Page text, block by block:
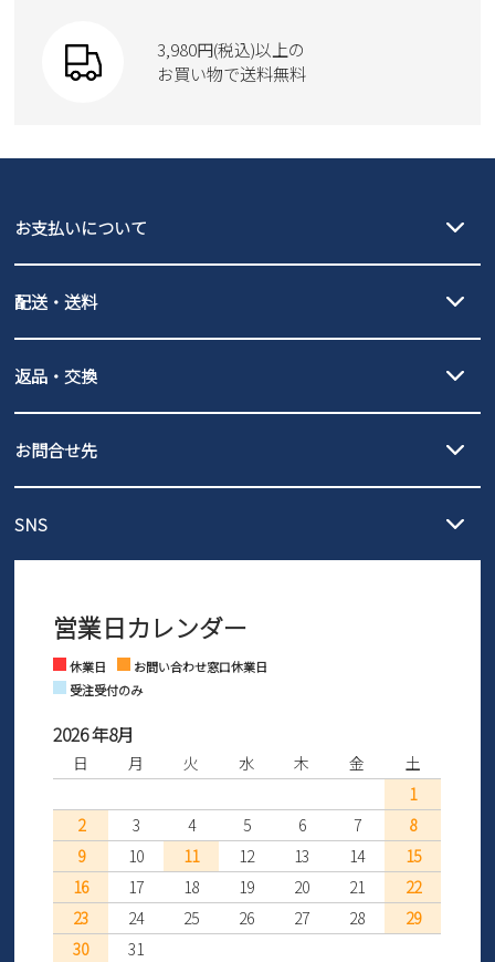
moz
Parade
GAP
new balance
瞬足
3,980円(税込)以上の
お買い物で送料無料
お支払いについて
PayPay（オンライン決済）、代金引換のご利用が可能です。
配送・送料
北海道・本州・四国・九州…550円
3,980円（税込）以上お買い上げで送料無料
発送日・送料詳細については
ご利用ください。
全国一律…220円（税込）
発送日・送料詳細についてはご利用ガイドを
ご利用ください。
返品・交換
の片道無料サービスを実施中！
ントとしても安心してご利用いただけるよう、サイズ交換の受付期
さい。
お問合せ先
営業時間：11時～17時
※土日祝はお問い合わせ窓口休業日となります。
SNS
Facebook Instagram
営業日カレンダー
休業日
お問い合わせ窓口休業日
受注受付のみ
2026 年8月
日 月 火 水 木 金
土
1
2
3 4 5 6 7
8
9
10 11 12 13 14
15
16
17 18 19 20 21
22
23
24 25 26 27 28
29
30
31